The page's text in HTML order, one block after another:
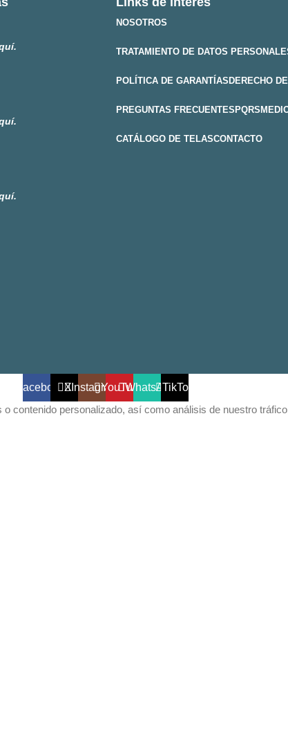
NOSOTROS
TRATAMIENTO DE DATOS
POLÍTICA DE GARANTÍAS DERECHO
PREGUNTAS FRECUENTES PQRS
CATÁLOGO DE TELASCONTACTO
FacebookX InstagramYouTubeWhatsAppTikTok
contenido personalizado, así como análisis de nuestro